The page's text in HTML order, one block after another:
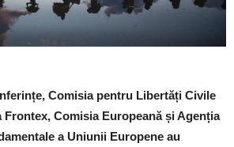
Comisia pentru Libertăți Civile
Comisia Europeană și Agenția
a Uniunii Europene au